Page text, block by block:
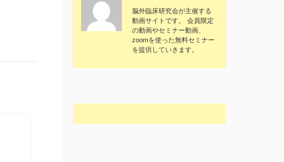
脳外臨床研究会が主催する
動画サイトです。 会員限定
の動画やセミナー動画、
zoomを使った無料セミナー
を提供していきます。